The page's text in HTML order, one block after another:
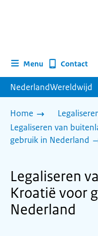
Menu Contact
NederlandWereldwijd
Home
Legaliseren van
gebruik in Nederland
Legaliseren
Kroatië voor
Nederland